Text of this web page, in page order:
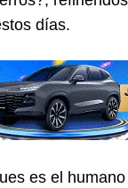
días.
es el